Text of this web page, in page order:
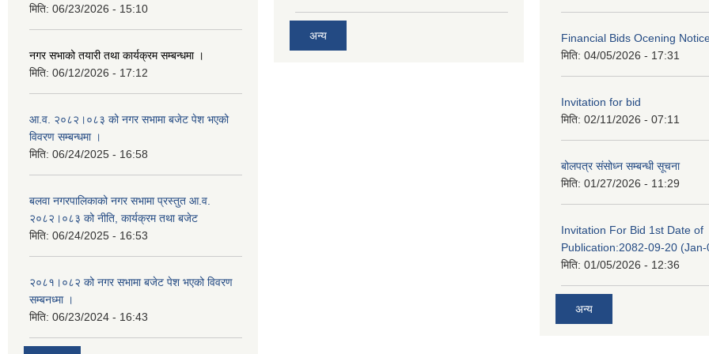
मिति: 06/23/2026 - 15:10
नगर सभाको तयारी तथा कार्यक्रम सम्बन्धमा ।
मिति: 06/12/2026 - 17:12
आ.व. २०८२।०८३ को नगर सभामा बजेट पेश भएको
विवरण सम्बन्धमा ।
मिति: 06/24/2025 - 16:58
बलवा नगरपालिकाको नगर सभामा प्रस्तुत आ.व.
२०८२।०८३ को नीति, कार्यक्रम तथा बजेट
मिति: 06/24/2025 - 16:53
२०८१।०८२ को नगर सभामा बजेट पेश भएको विवरण
सम्बनध्मा ।
मिति: 06/23/2024 - 16:43
अन्य
Financial Bids Ocening
मिति: 04/05/2026 - 17:31
Invitation for bid
मिति: 02/11/2026 - 07:11
बोलपत्र संसोध्न सम्बन्धी सूचना
मिति: 01/27/2026 - 11:29
Invitation For Bid 1st Date of
Publication:2082-09-20
मिति: 01/05/2026 - 12:36
अन्य